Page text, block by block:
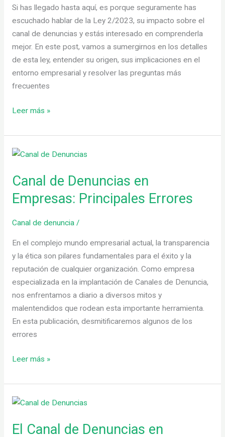
Si has llegado hasta aquí, es porque seguramente has
escuchado hablar de la Ley 2/2023, su impacto sobre el
canal de denuncias y estás interesado en comprenderla
mejor. En este post, vamos a sumergirnos en los detalles
de esta ley, entender su origen, sus implicaciones en el
entorno empresarial y resolver las preguntas más
frecuentes
y
FAQs
Leer más »
Canal de Denuncias en
Empresas: Principales Errores
Canal de denuncia/
En el complejo mundo empresarial actual, la transparencia
y la ética son pilares fundamentales para el éxito y la
reputación de cualquier organización. Como empresa
especializada en la implantación de Canales de Denuncia,
nos enfrentamos a diario a diversos mitos y
malentendidos que rodean esta importante herramienta.
En esta publicación, desmitificaremos algunos de los
errores
Canal
Denuncias
en
Empresas:
Principales
Leer más »
El Canal de Denuncias en
El
de